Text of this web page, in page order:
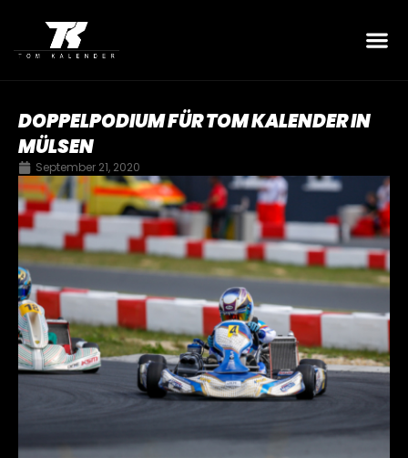
DOPPELPODIUM FÜR TOM KALENDER IN
MÜLSEN
September 21, 2020